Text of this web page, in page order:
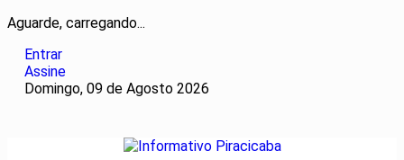
Aguarde, carregando...
Entrar
Assine
Domingo, 09 de Agosto 2026